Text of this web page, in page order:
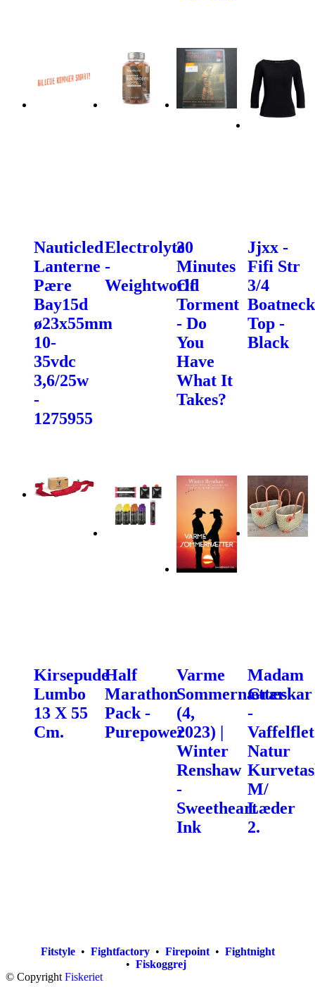
Nauticled
Lanterne
Pære
Bay15d
ø23x55mm
10-
35vdc
3,6/25w
-
1275955
Electrolyte
-
Weightworld
30
Minutes
Of
Torment
- Do
You
Have
What It
Takes?
Jjxx -
Fifi Str
3/4
Boatneck
Top -
Black
Kirsepude
Lumbo
13 X 55
Cm.
Half
Marathon
Pack -
Purepower
Varme
Sommernætter
(4,
2023) |
Winter
Renshaw
-
Sweetheart
Ink
Madam
Græskar
-
Vaffelflet
Natur
M/
Læder
2.
Fitstyle• Fightfactory• Firepoint• Fightnight
• Fiskoggrej
© Copyright Fiskeriet